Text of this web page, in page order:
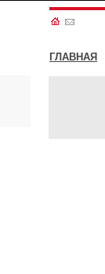
ГЛАВНАЯ